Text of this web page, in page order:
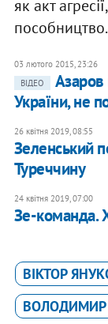
як акт
пособництво.
03 лютого 2015, 23:26
ВІДЕО
Азаров
України, не
26 квітня 2019, 08:55
Зеленський
Туреччину
24 квітня 2019, 07:00
Зе-команда.
ВІКТОР
ВОЛОДИМИР